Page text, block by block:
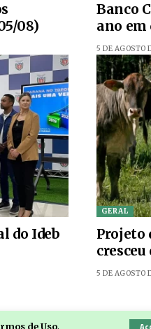
de Uso.
08)
Banco
ano em
5 DE AGOSTO
do Ideb
GERAL
Projeto
5 DE AGOSTO